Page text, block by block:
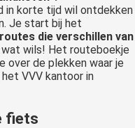
in korte tijd wil ontdekken
Je start bij het
die verschillen van
wils! Het routeboekje
over de plekken waar je
VVV kantoor in
fiets